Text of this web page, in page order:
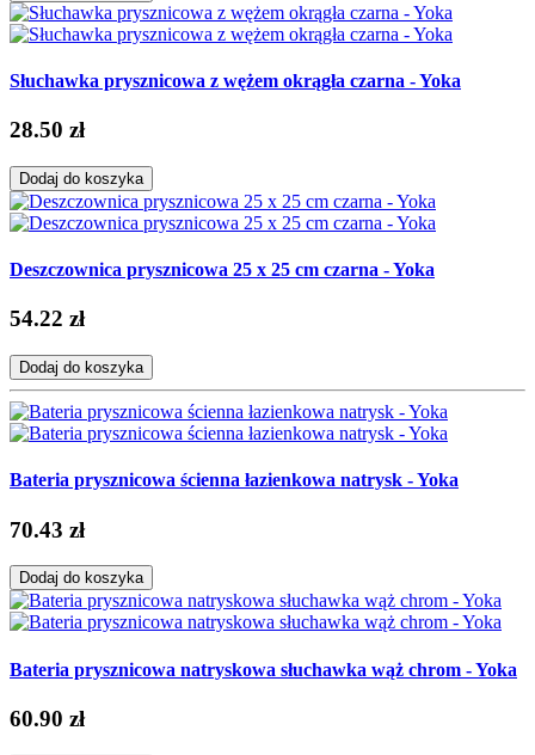
Słuchawka prysznicowa z wężem okrągła czarna - Yoka
28.50 zł
Dodaj do koszyka
Deszczownica prysznicowa 25 x 25 cm czarna - Yoka
54.22 zł
Dodaj do koszyka
Bateria prysznicowa ścienna łazienkowa natrysk - Yoka
70.43 zł
Dodaj do koszyka
Bateria prysznicowa natryskowa słuchawka wąż chrom - Yoka
60.90 zł